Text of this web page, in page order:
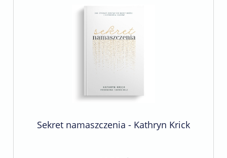
Sekret namaszczenia - Kathryn Krick